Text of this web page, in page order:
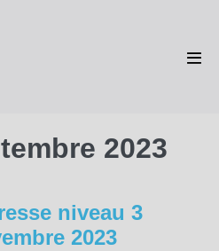
2023
niveau 3
2023